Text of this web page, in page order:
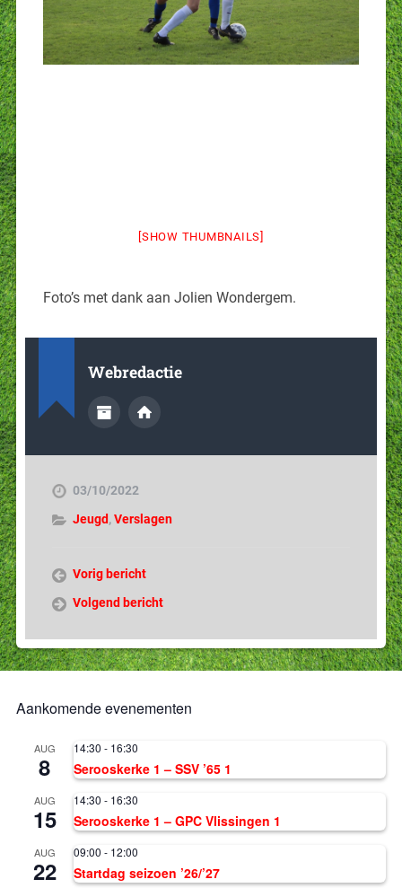
[SHOW THUMBNAILS]
Foto’s met dank aan Jolien Wondergem.
Webredactie
03/10/2022
Jeugd,Verslagen
Vorig bericht
Volgend bericht
Aankomende evenementen
AUG
8
14:30 - 16:30
Serooskerke 1 – SSV ’65 1
AUG
15
14:30 - 16:30
Serooskerke 1 – GPC Vlissingen 1
AUG
22
09:00 - 12:00
Startdag seizoen ’26/’27